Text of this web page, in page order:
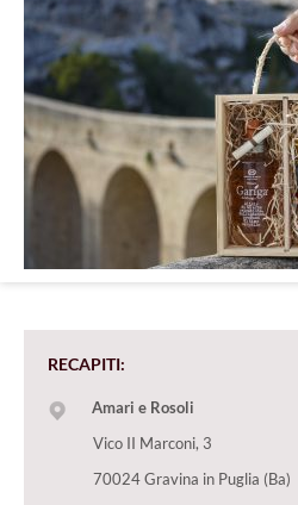
RECAPITI:
Amari e Rosoli
Vico II Marconi, 3
70024 Gravina in Puglia (Ba)